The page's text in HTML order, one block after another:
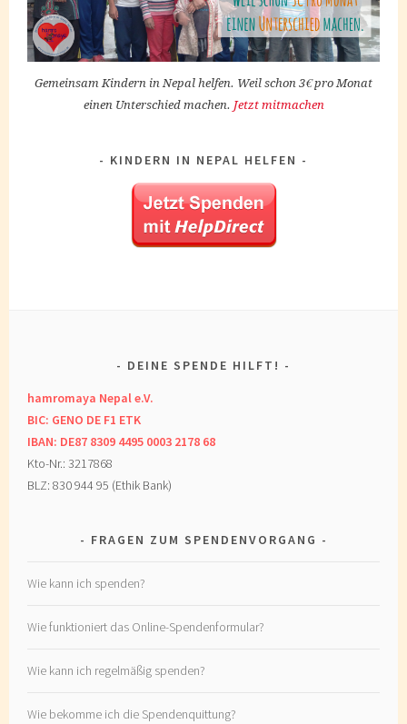
Gemeinsam Kindern in Nepal helfen. Weil schon 3€ pro Monat
einen Unterschied machen. Jetzt mitmachen
KINDERN IN NEPAL HELFEN
DEINE SPENDE HILFT!
hamromaya Nepal e.V.
BIC: GENO DE F1 ETK
IBAN: DE87 8309 4495 0003 2178 68
Kto-Nr.: 3217868
BLZ: 830 944 95 (Ethik Bank)
FRAGEN ZUM SPENDENVORGANG
Wie kann ich spenden?
Wie funktioniert das Online-Spendenformular?
Wie kann ich regelmäßig spenden?
Wie bekomme ich die Spendenquittung?